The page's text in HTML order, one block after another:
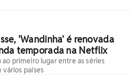
'Wandinha' é renovada
temporada na Netflix
ao primeiro lugar entre as séries
vários países